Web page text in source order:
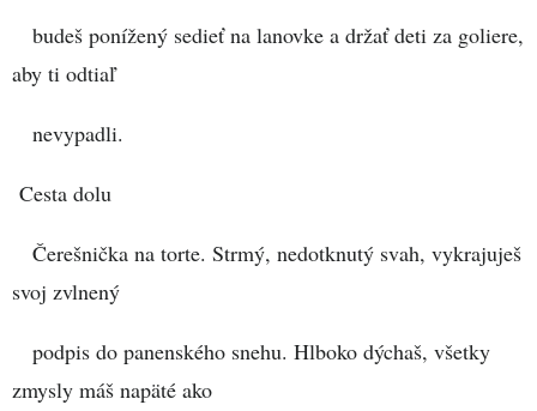
budeš ponížený sedieť na lanovke a držať deti za goliere,
aby ti odtiaľ
nevypadli.
Cesta dolu
Čerešnička na torte. Strmý, nedotknutý svah, vykrajuješ
svoj zvlnený
podpis do panenského snehu. Hlboko dýchaš, všetky
zmysly máš napäté ako